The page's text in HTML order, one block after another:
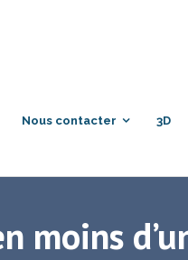
Nous contacter 3D
moins